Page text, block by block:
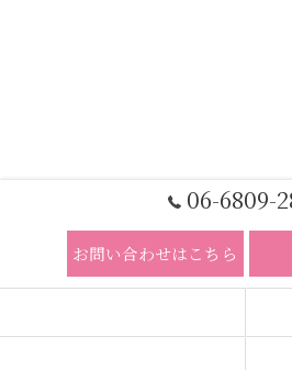
06-6809-
お問い合わせはこちら